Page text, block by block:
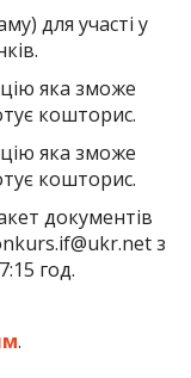
для участі у
яка зможе
кошторис.
яка зможе
кошторис.
документів
з
год.
.